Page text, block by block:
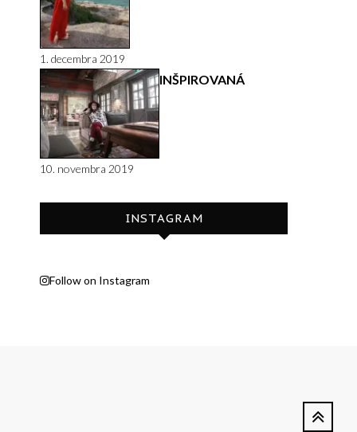
1. decembra 2019
INŠPIROVANÁ
10. novembra 2019
INSTAGRAM
Follow on Instagram